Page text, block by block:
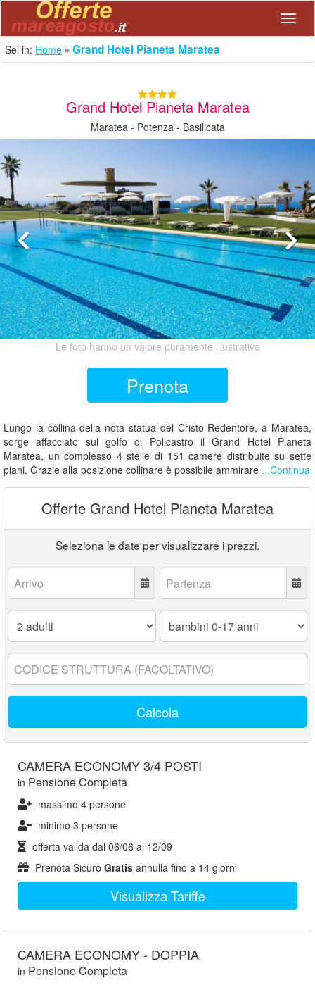
Sei in: Home Grand Hotel Pianeta Maratea
Grand Hotel Pianeta Maratea
Maratea - Potenza - Basilicata
Le foto hanno un valore puramente illustrativo
Prenota
Lungo la collina della nota statua del Cristo Redentore, a Maratea,
sorge affacciato sul golfo di Policastro il Grand Hotel Pianeta
Maratea, un complesso 4 stelle di 151 camere distribuite su sette
piani. Grazie alla posizione collinare è possibile ammirare ...Continua
Offerte Grand Hotel Pianeta Maratea
Seleziona le date per visualizzare i prezzi.
Arrivo: Partenza:
Adulti:
Bambini
17
Codice
struttura:
Calcola
CAMERA ECONOMY 3/4 POSTI
in Pensione Completa
massimo 4 persone
minimo 3 persone
offerta valida dal 06/06 al 12/09
Prenota Sicuro Gratis annulla fino a 14 giorni
Visualizza Tariffe
CAMERA ECONOMY - DOPPIA
in Pensione Completa